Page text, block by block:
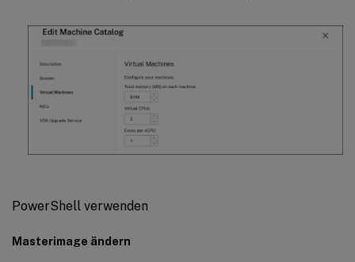
PowerShell verwenden
Masterimage ändern